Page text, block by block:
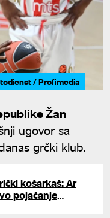
/ Profimedia
Žan
ugovor sa
grčki klub.
košarkaš: Ar
pojačanje